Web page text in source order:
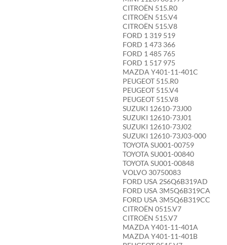
CITROËN 515.R0
CITROËN 515.V4
CITROËN 515.V8
FORD 1 319 519
FORD 1 473 366
FORD 1 485 765
FORD 1 517 975
MAZDA Y401-11-401C
PEUGEOT 515.R0
PEUGEOT 515.V4
PEUGEOT 515.V8
SUZUKI 12610-73J00
SUZUKI 12610-73J01
SUZUKI 12610-73J02
SUZUKI 12610-73J03-000
TOYOTA SU001-00759
TOYOTA SU001-00840
TOYOTA SU001-00848
VOLVO 30750083
FORD USA 2S6Q6B319AD
FORD USA 3M5Q6B319CA
FORD USA 3M5Q6B319CC
CITROËN 0515.V7
CITROËN 515.V7
MAZDA Y401-11-401A
MAZDA Y401-11-401B